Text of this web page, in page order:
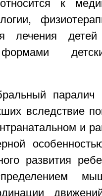
относится к
лечения
формами
вследствие
и
развития